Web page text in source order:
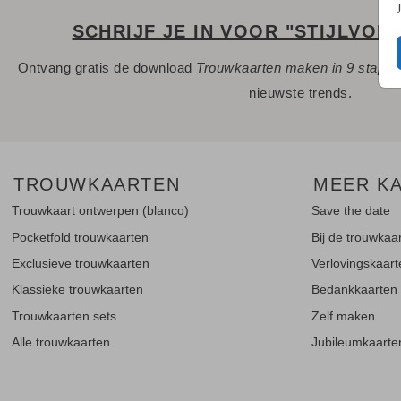
SCHRIJF JE IN VOOR
Ontvang gratis de download Trouwkaarten maken in 9
nieuwste trends.
TROUWKAARTEN
Trouwkaart ontwerpen (blanco)
Pocketfold trouwkaarten
Exclusieve trouwkaarten
Klassieke trouwkaarten
Trouwkaarten sets
Alle trouwkaarten
MEER
Save the date
Bij de
Bedankkaarten
Zelf maken